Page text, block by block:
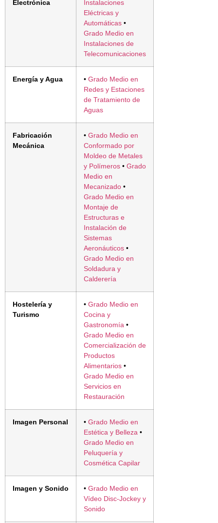
Electrónica
Instalaciones
Eléctricas y
Automáticas •
Grado Medio en
Instalaciones de
Telecomunicaciones
Energía y Agua • Grado Medio en
Redes y Estaciones
de Tratamiento de
Aguas
Fabricación
Mecánica
• Grado Medio en
Conformado por
Moldeo de Metales
y Polímeros • Grado
Medio en
Mecanizado •
Grado Medio en
Montaje de
Estructuras e
Instalación de
Sistemas
Aeronáuticos •
Grado Medio en
Soldadura y
Calderería
Hostelería y
Turismo
• Grado Medio en
Cocina y
Gastronomía •
Grado Medio en
Comercialización de
Productos
Alimentarios •
Grado Medio en
Servicios en
Restauración
Imagen Personal • Grado Medio en
Estética y Belleza •
Grado Medio en
Peluquería y
Cosmética Capilar
Imagen y Sonido • Grado Medio en
Vídeo Disc-Jockey y
Sonido